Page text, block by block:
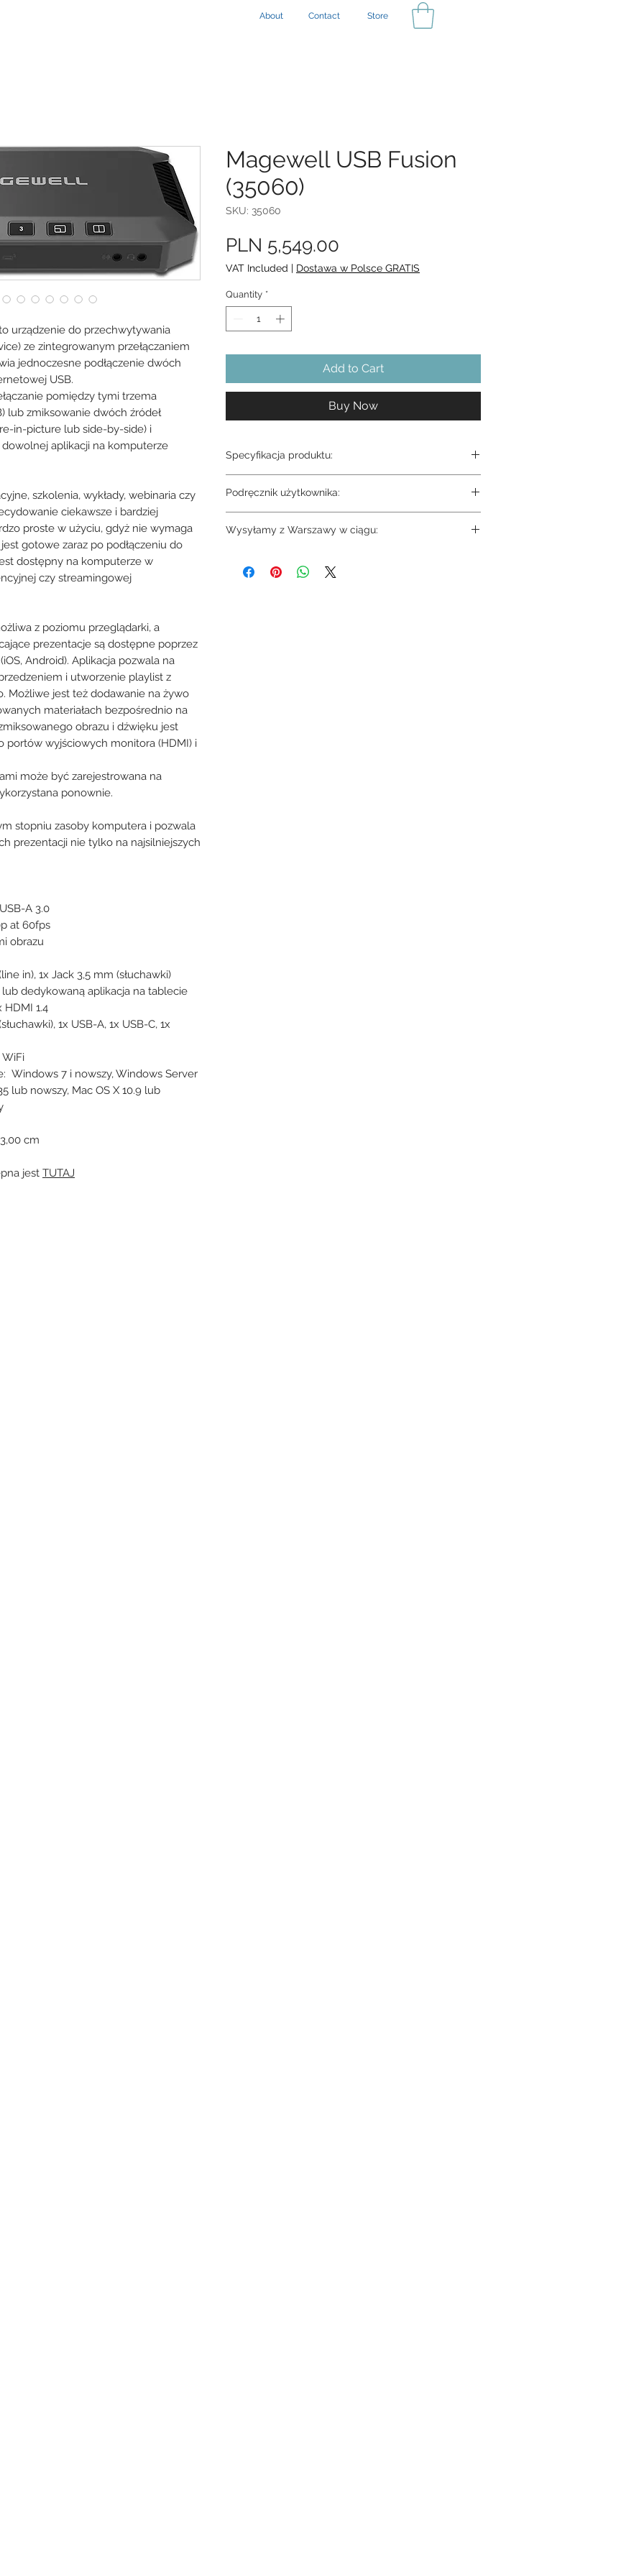
About Contact Store
urządzenie do przechwytywania
ze zintegrowanym przełączaniem
jednoczesne podłączenie dwóch
USB.
pomiędzy tymi trzema
lub zmiksowanie dwóch źródeł
in-picture lub side-by-side) i
aplikacji na komputerze
szkolenia, wykłady, webinaria czy
ciekawsze i bardziej
proste w użyciu, gdyż nie wymaga
gotowe zaraz po podłączeniu do
dostępny na komputerze w
czy streamingowej
z poziomu przeglądarki, a
prezentacje są dostępne poprzez
Android). Aplikacja pozwala na
i utworzenie playlist z
Możliwe jest też dodawanie na żywo
materiałach bezpośrednio na
obrazu i dźwięku jest
portów wyjściowych monitora (HDMI) i
może być zarejestrowana na
ponownie.
stopniu zasoby komputera i pozwala
prezentacji nie tylko na najsilniejszych
A 3.0
at 60fps
obrazu
in), 1x Jack 3,5 mm (słuchawki)
dedykowaną aplikacja na tablecie
HDMI 1.4
1x USB-A, 1x USB-C, 1x
WiFi
Windows 7 i nowszy, Windows Server
lub nowszy, Mac OS X 10.9 lub
cm
jest TUTAJ
Magewell USB Fusion
(35060)
SKU: 35060
PLN 5,549.00
VAT Included | Dostawa w Polsce GRATIS
Quantity *
Add to Cart
Buy Now
Specyfikacja produktu:
Podręcznik użytkownika:
Wysyłamy z Warszawy w ciągu: